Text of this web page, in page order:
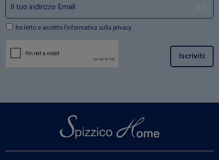
ho letto e accetto l'informativa sulla privacy
Iscriviti